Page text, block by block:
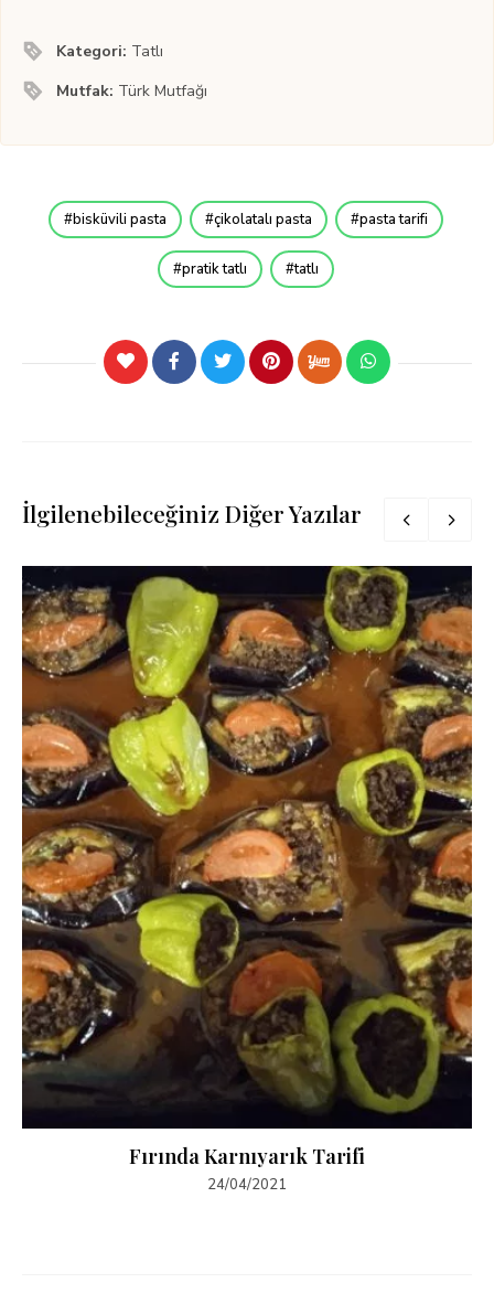
Kategori: Tatlı
Mutfak: Türk Mutfağı
bisküvili pasta çikolatalı pasta pasta tarifi
pratik tatlı tatlı
İlgilenebileceğiniz Diğer Yazılar
Fırında Karnıyarık Tarifi
24/04/2021